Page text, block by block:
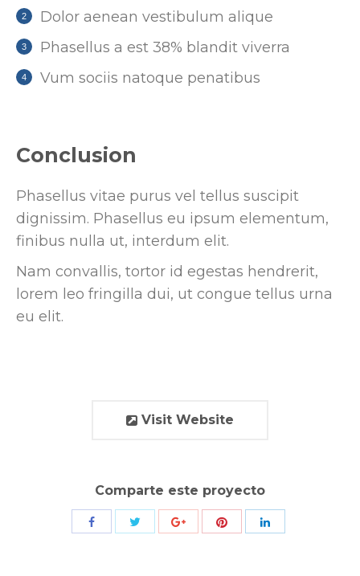
Dolor aenean vestibulum alique
Phasellus a est 38% blandit viverra
Vum sociis natoque penatibus
Conclusion
Phasellus vitae purus vel tellus suscipit
dignissim. Phasellus eu ipsum elementum,
finibus nulla ut, interdum elit.
Nam convallis, tortor id egestas hendrerit,
lorem leo fringilla dui, ut congue tellus urna
eu elit.
Visit Website
Comparte este proyecto
Compartir
Compartir Compartir Compartir